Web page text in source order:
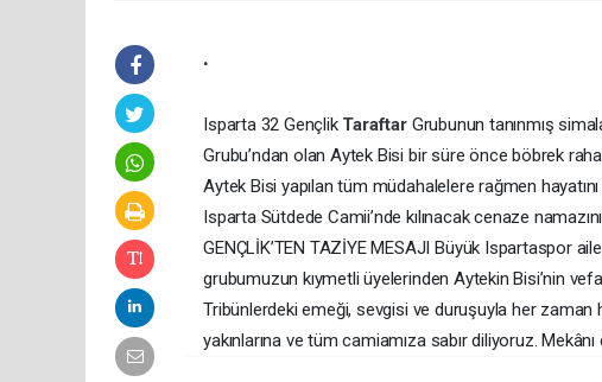
.
Isparta 32 Gençlik Taraftar Grubunun tanınmış
Grubu’ndan olan Aytek Bisi bir süre önce böbrek
Aytek Bisi yapılan tüm müdahalelere rağmen
Isparta Sütdede Camii’nde kılınacak cenaze
GENÇLİK’TEN TAZİYE MESAJI Büyük Ispartaspor
grubumuzun kıymetli üyelerinden Aytekin Bisi’nin
Tribünlerdeki emeği, sevgisi ve duruşuyla her zaman
yakınlarına ve tüm camiamıza sabır diliyoruz.